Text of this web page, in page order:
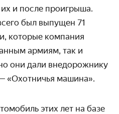
и после проигрыша.
был выпущен 71
которые компания
армиям, так и
они дали внедорожнику
«Охотничья машина».
этих лет на базе